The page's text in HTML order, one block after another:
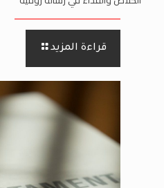
قراءة المزيد